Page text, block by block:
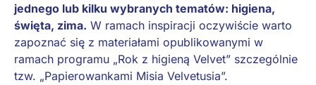
jednego lub kilku wybranych tematów: higiena,
święta, zima. W ramach inspiracji oczywiście warto
zapoznać się z materiałami opublikowanymi w
ramach programu „Rok z higieną Velvet” szczególnie
tzw. „Papierowankami Misia Velvetusia”.